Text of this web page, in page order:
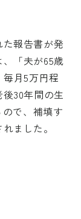
報告書が発
「夫が65歳
月5万円程
30年間の生
で、補填す
ました。